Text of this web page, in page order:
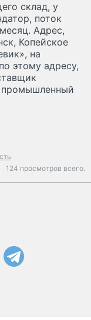
склад, у
поток
Адрес,
Копейское
на
этому адресу,
промышленный
124 просмотров всего.